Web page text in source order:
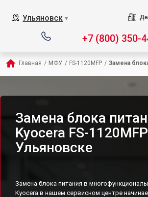
Ульяновск ▼
+7 (800) 350-
Главная / МФУ / FS-1120MFP / Замена
Замена блока
Kyocera FS-
Ульяновске
Замена блока питания в
Kyocera в нашем сервисном центре